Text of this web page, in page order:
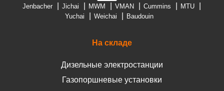
Jenbacher Jichai MWM VMAN Cummins
MTU
Yuchai
Weichai Baudouin
На складе
Дизельные электростанции
Газопоршневые установки